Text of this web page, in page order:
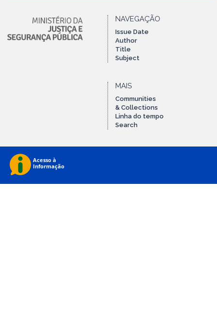
NAVEGAÇÃO
Issue Date
Author
Title
Subject
MAIS
Communities
& Collections
Linha do tempo
Search